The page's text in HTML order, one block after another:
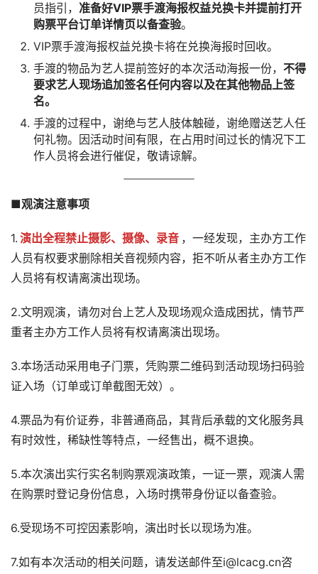
员指引， 准备好VIP票手渡海报权益兑换卡并提前打开
购票平台订单详情页以备查验。
VIP票手渡海报权益兑换卡将在兑换海报时回收。
手渡的物品为艺人提前签好的本次活动海报一份， 不得
要求艺人现场追加签名任何内容以及在其他物品上签
名。
手渡的过程中，谢绝与艺人肢体触碰，谢绝赠送艺人任
何礼物。因活动时间有限，在占用时间过长的情况下工
作人员将会进行催促，敬请谅解。
■观演注意事项
1. 演出全程禁止摄影、摄像、录音 ，一经发现，主办方工作
人员有权要求删除相关音视频内容，拒不听从者主办方工作
人员将有权请离演出现场。
2.文明观演，请勿对台上艺人及现场观众造成困扰，情节严
重者主办方工作人员将有权请离演出现场。
3.本场活动采用电子门票，凭购票二维码到活动现场扫码验
证入场（订单或订单截图无效）。
4.票品为有价证券，非普通商品，其背后承载的文化服务具
有时效性，稀缺性等特点，一经售出，概不退换。
5.本次演出实行实名制购票观演政策，一证一票，观演人需
在购票时登记身份信息，入场时携带身份证以备查验。
6.受现场不可控因素影响，演出时长以现场为准。
7.如有本次活动的相关问题，请发送邮件至i@lcacg.cn咨